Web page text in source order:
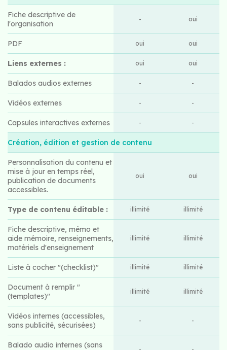
Fiche descriptive de
l'organisation
- oui
PDF oui oui
Liens externes : oui oui
Balados audios externes - -
Vidéos externes - -
Capsules interactives externes - -
Création, édition et gestion de contenu
Personnalisation du contenu et
mise à jour en temps réel,
publication de documents
accessibles.
oui oui
Type de contenu éditable : illimité illimité
Fiche descriptive, mémo et
aide mémoire, renseignements,
matériels d'enseignement
illimité illimité
Liste à cocher "(checklist)" illimité illimité
Document à remplir "
(templates)"
illimité illimité
Vidéos internes (accessibles,
sans publicité, sécurisées)
- -
Balado audio internes (sans